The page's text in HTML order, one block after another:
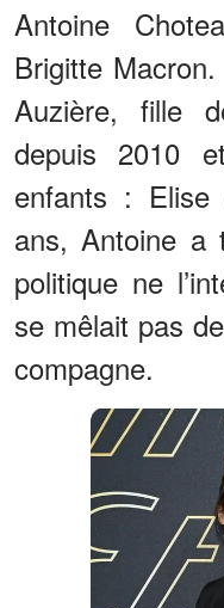
Antoine
Brigitte
Auzière, fille
depuis 2010
enfants :
ans, Antoine a
politique ne
se mêlait pas
compagne.